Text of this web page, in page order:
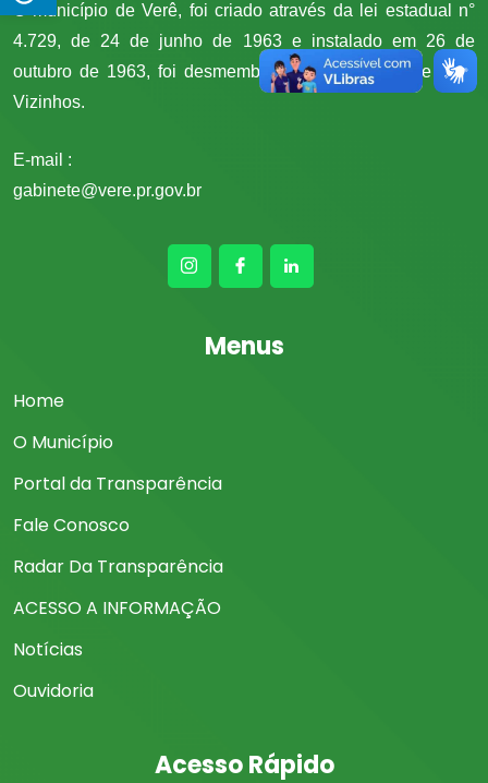
O município de Verê, foi criado através da lei estadual n°
4.729, de 24 de junho de 1963 e instalado em 26 de
outubro de 1963, foi desmembrado do município de Dois
Vizinhos.
E-mail :
gabinete@vere.pr.gov.br
Menus
Home
O Município
Portal da Transparência
Fale Conosco
Radar Da Transparência
ACESSO A INFORMAÇÃO
Notícias
Ouvidoria
Acesso Rápido